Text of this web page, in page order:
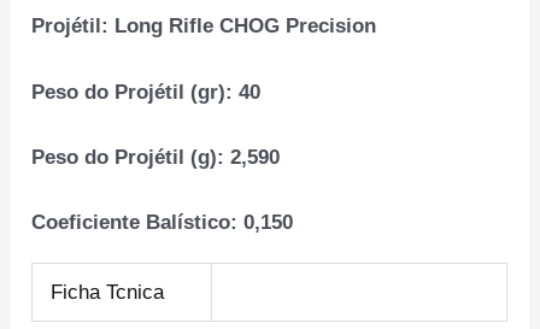
Projétil: Long Rifle CHOG Precision
Peso do Projétil (gr): 40
Peso do Projétil (g): 2,590
Coeficiente Balístico: 0,150
Ficha Tcnica